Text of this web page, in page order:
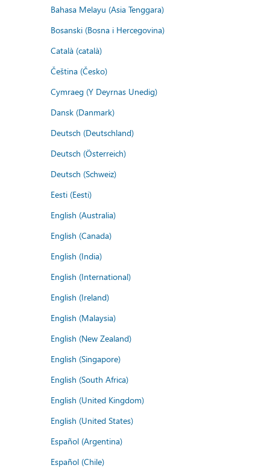
Bahasa Melayu (Asia Tenggara)
Bosanski (Bosna i Hercegovina)
Català (català)
Čeština (Česko)
Cymraeg (Y Deyrnas Unedig)
Dansk (Danmark)
Deutsch (Deutschland)
Deutsch (Österreich)
Deutsch (Schweiz)
Eesti (Eesti)
English (Australia)
English (Canada)
English (India)
English (International)
English (Ireland)
English (Malaysia)
English (New Zealand)
English (Singapore)
English (South Africa)
English (United Kingdom)
English (United States)
Español (Argentina)
Español (Chile)